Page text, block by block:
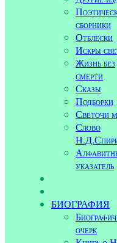
сборники
Отблески
Искры
Жизнь без
смерти
Сказы
Подборки
Светочи
Слово
указатель
БИОГРАФИЯ
очерк